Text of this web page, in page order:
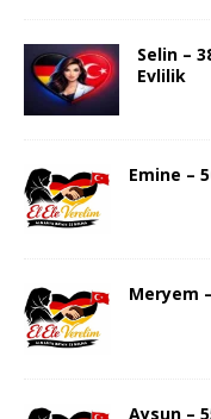
Selin –
Evlilik
Emine –
Meryem
Aysun –